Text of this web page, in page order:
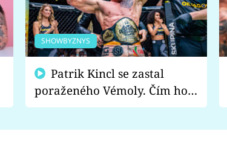
SHOWBYZNYS
poraženého Vémoly. Čím ho
fanoušci naštvali?